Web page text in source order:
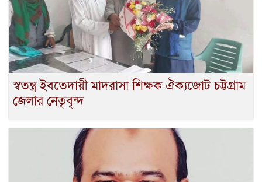
স্বতন্ত্র ইবতেদায়ী মাদরাসা শিক্ষক ঐক্যজোট চট্টগ্রাম
জেলার নেতৃবৃন্দ